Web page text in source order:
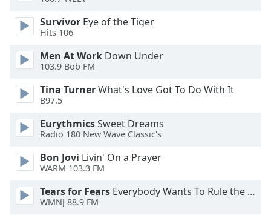
Opacity
Caption
Area
Color
Opacity
Font
Size
Survivor Eye of the Tiger
Hits 106
Men At Work Down Under
103.9 Bob FM
Tina TurnerWhat's Love Got To Do With It
B97.5
EurythmicsSweet Dreams
Radio 180 New Wave Classic's
Bon Jovi Livin' On a Prayer
WARM 103.3 FM
Tears for Fears Everybody Wants To Rule the World
WMNJ 88.9 FM